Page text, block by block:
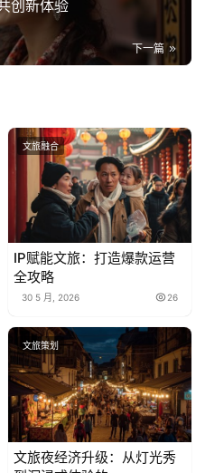
创新体验
下一篇
文旅融合
IP赋能文旅：打造爆款运营
全攻略
30 5 月, 2026 26
文旅策划
文旅夜经济升级：从灯光秀